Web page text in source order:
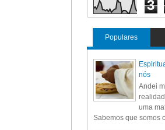
3
Populares
nós
Andei
uma
Sabemos que somos